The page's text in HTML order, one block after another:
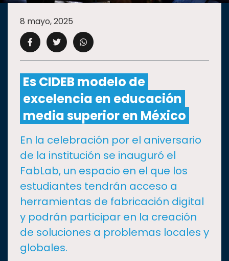
ACADEMIA
CAMPUS UANL
CULTURA
DEPORTES
I+D+IEXPERTOS
SALUD
SUSTENTABILIDAD
8 mayo, 2025
Es CIDEB modelo de
excelencia en educación
media superior en México
En la celebración por el aniversario
de la institución se inauguró el
FabLab, un espacio en el que los
estudiantes tendrán acceso a
herramientas de fabricación digital
y podrán participar en la creación
de soluciones a problemas locales y
globales.